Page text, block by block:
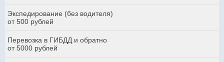
Экспедирование (без водителя)
от 500 рублей
Перевозка в ГИБДД и обратно
от 5000 рублей